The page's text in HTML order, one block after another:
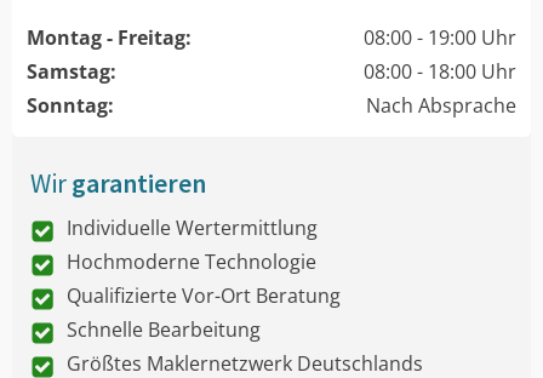
Montag - Freitag:
08:00 - 19:00 Uhr
Samstag:
08:00 - 18:00 Uhr
Sonntag:
Nach Absprache
Wirgarantieren
Individuelle Wertermittlung
Hochmoderne Technologie
Qualifizierte Vor-Ort Beratung
Schnelle Bearbeitung
Größtes Maklernetzwerk Deutschlands